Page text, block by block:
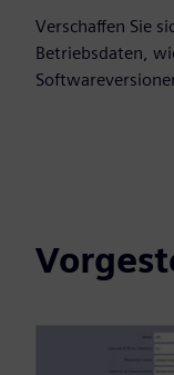
Verschaffen Sie
Betriebsdaten,